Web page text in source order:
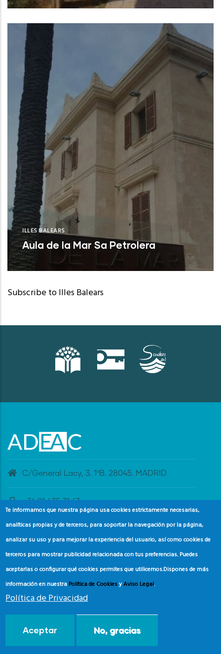
Pollença (Illes Balears)
ILLES BALEARS
Aula de la Mar Sa Petrolera
Palma (Illes Balears)
Subscribe to Illes Balears
C/General Lacy, 3. 1ºB. 28045. MADRID
+34 91 435 31 47
banderaazul@adeac.es
Consumidor (ADEAC).
2024.
Te informamos que nuestra página usa cookies estrictamente necesarias,
analíticas propias y de terceros, para soportar la navegación por la página,
analizar su uso y para mejorar la experiencia del usuario, así como cookies de
terceros para mostrar publicidad relacionada con tus preferencias. Puedes
aceptarlas o configurar qué cookies permites que utilicemos.Dispones de más
información en nuestra Política de CookiesyAviso Legal.
Política de Privacidad
Aceptar No, gracias